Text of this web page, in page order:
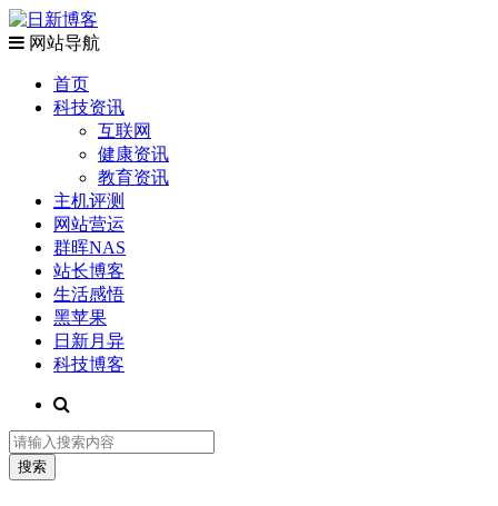
网站导航
首页
科技资讯
互联网
健康资讯
教育资讯
主机评测
网站营运
群晖NAS
站长博客
生活感悟
黑苹果
日新月异
科技博客